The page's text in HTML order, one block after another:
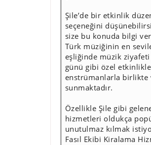
Şile’de bir etkinlik
seçeneğini
size bu konuda bilgi
Türk müziğinin en
eşliğinde müzik
günü gibi özel
enstrümanlarla birlikte
sunmaktadır.
Özellikle Şile gibi
hizmetleri oldukça
unutulmaz kılmak
Fasıl Ekibi Kiralama